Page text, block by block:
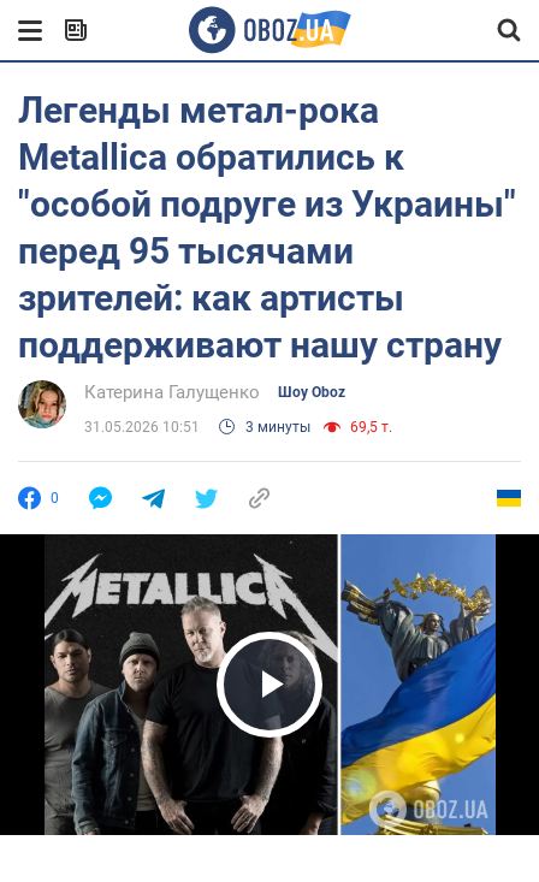
Легенды метал-рока
Metallica обратились к
"особой подруге из Украины"
перед 95 тысячами
зрителей: как артисты
поддерживают нашу страну
Катерина Галущенко Шоу Oboz
31.05.2026 10:51 3 минуты 69,5 т.
0
Play Video